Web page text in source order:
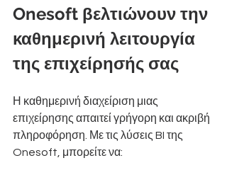
Onesoft βελτιώνουν την
καθημερινή λειτουργία
της επιχείρησής σας
Η καθημερινή διαχείριση μιας
επιχείρησης απαιτεί γρήγορη και ακριβή
πληροφόρηση. Με τις λύσεις BI της
Onesoft, μπορείτε να: